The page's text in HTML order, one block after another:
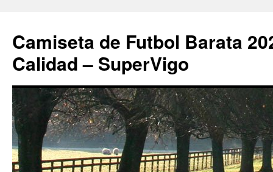
Camiseta de Futbol Barata
Calidad – SuperVigo